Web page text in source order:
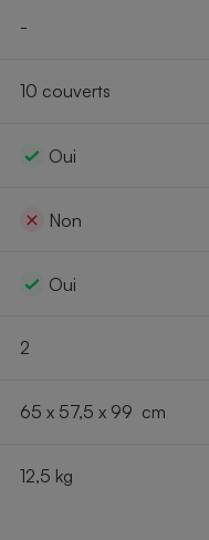
-
10 couverts
Oui
Non
Oui
2
65 x 57,5 x 99 cm
12,5 kg